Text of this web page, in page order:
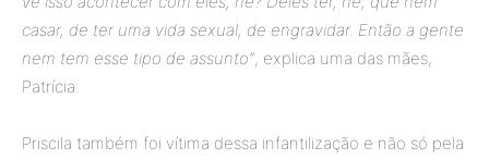
casar, de ter uma vida sexual, de engravidar. Então a gente
nem tem esse tipo de assunto”, explica uma das mães,
Patrícia.
Priscila também foi vítima dessa infantilização e não só pela